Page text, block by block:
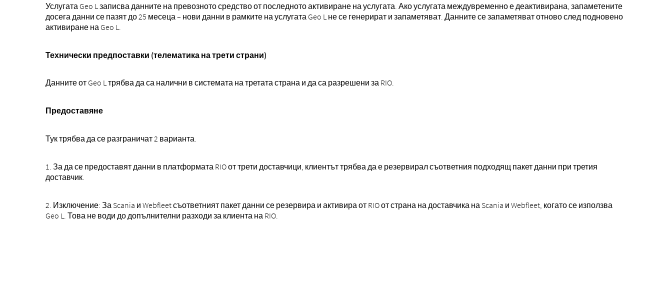
Услугата Geo L записва данните на превозното средство от последното активиране на услугата. Ако услугата междувременно е деактивирана, запаметените
досега данни се пазят до 25 месеца – нови данни в рамките на услугата Geo L не се генерират и запаметяват. Данните се запаметяват отново след подновено
активиране на Geo L.
Технически предпоставки (телематика на трети страни)
Данните от Geo L трябва да са налични в системата на третата страна и да са разрешени за RIO.
Предоставяне
Тук трябва да се разграничат 2 варианта.
1. За да се предоставят данни в платформата RIO от трети доставчици, клиентът трябва да е резервирал съответния подходящ пакет данни при третия
доставчик.
2. Изключение: За Scania и Webfleet съответният пакет данни се резервира и активира от RIO от страна на доставчика на Scania и Webfleet, когато се използва
Geo L. Това не води до допълнителни разходи за клиента на RIO.